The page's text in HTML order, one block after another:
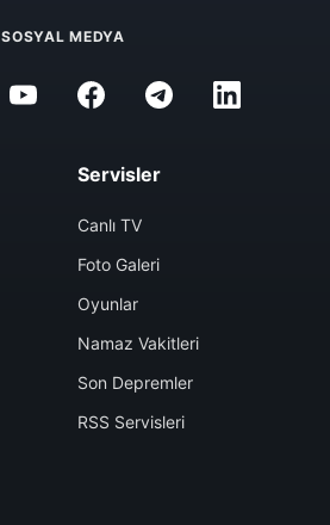
SOSYAL MEDYA
Servisler
Canlı TV
Foto Galeri
Oyunlar
Namaz Vakitleri
Son Depremler
RSS Servisleri